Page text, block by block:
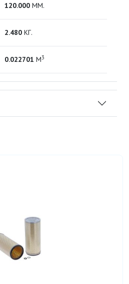
120.000 ММ.
2.480 КГ.
0.022701 М3